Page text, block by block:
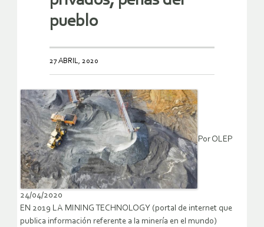
pueblo
27 ABRIL, 2020
Por OLEP
24/04/2020
EN 2019 LA MINING TECHNOLOGY (portal de internet que
publica información referente a la minería en el mundo)